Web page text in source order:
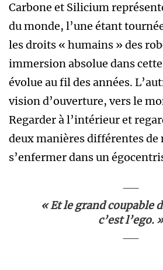
Carbone et Silicium
du monde, l’une étant
les droits « humains » des
immersion absolue dans
évolue au fil des années.
vision d’ouverture, vers le
Regarder à l’intérieur et
deux manières différentes de
s’enfermer dans un
« Et le grand coupable
c’est l’ego. »